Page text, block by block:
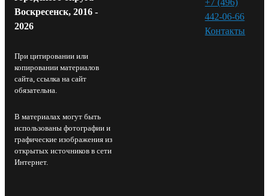
Воскресенск, 2016 -
2026
При цитировании или
копировании материалов
сайта, ссылка на сайт
обязательна.
В материалах могут быть
использованы фотографии и
графические изображения из
открытых источников в сети
Интернет.
442-06-66
Контакты⁠